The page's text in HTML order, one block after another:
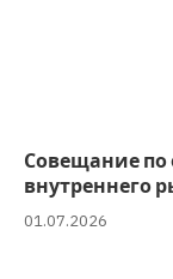
Совещание
внутреннего
01.07.2026